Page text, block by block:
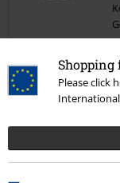
Please click
International
Süßes Kleid
Ich komme jetzt erst
Also das Kleid ist
Das Design ist total